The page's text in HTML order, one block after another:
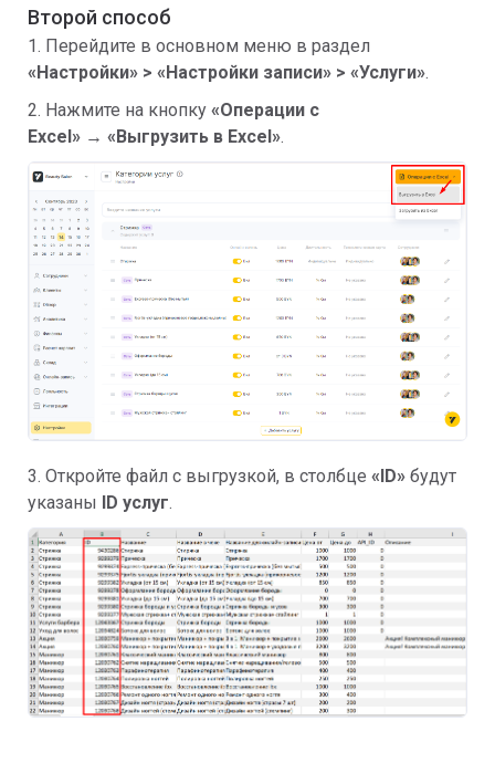
Второй способ
1. Перейдите в основном меню в раздел
«Настройки» > «Настройки записи» > «Услуги».
2. Нажмите на кнопку «Операции с
Excel» → «Выгрузить в Excel».
3. Откройте файл с выгрузкой, в столбце «ID» будут
указаны
ID услуг.